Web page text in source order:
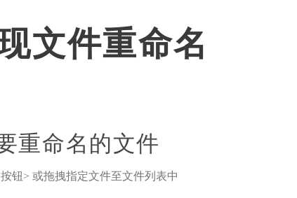
文件重命名
重命名的文件
钮> 或拖拽指定文件至文件列表中